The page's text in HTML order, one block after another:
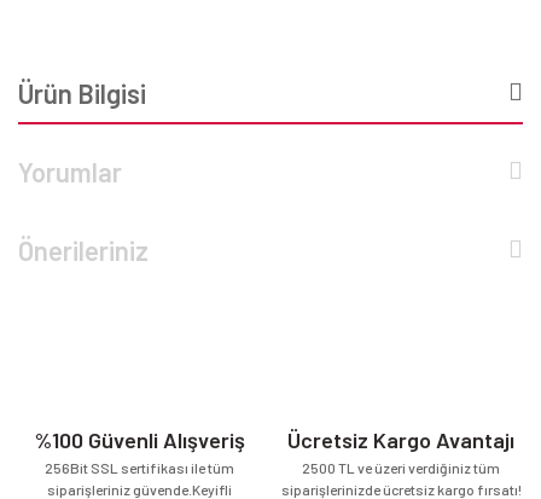
Ürün Bilgisi
Yorumlar
Önerileriniz
%100 Güvenli Alışveriş
256Bit SSL sertifikası ile tüm
siparişleriniz güvende.Keyifli
Ücretsiz Kargo Avantajı
2500 TL ve üzeri verdiğiniz tüm
siparişlerinizde ücretsiz kargo fırsatı!